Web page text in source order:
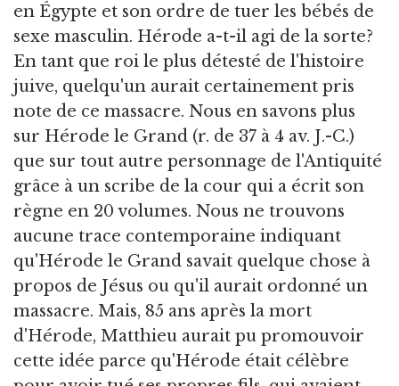
en Égypte et son ordre de tuer les bébés de
sexe masculin. Hérode a-t-il agi de la sorte?
En tant que roi le plus détesté de l'histoire
juive, quelqu'un aurait certainement pris
note de ce massacre. Nous en savons plus
sur Hérode le Grand (r. de 37 à 4 av. J.-C.)
que sur tout autre personnage de l'Antiquité
grâce à un scribe de la cour qui a écrit son
règne en 20 volumes. Nous ne trouvons
aucune trace contemporaine indiquant
qu'Hérode le Grand savait quelque chose à
propos de Jésus ou qu'il aurait ordonné un
massacre. Mais, 85 ans après la mort
d'Hérode, Matthieu aurait pu promouvoir
cette idée parce qu'Hérode était célèbre